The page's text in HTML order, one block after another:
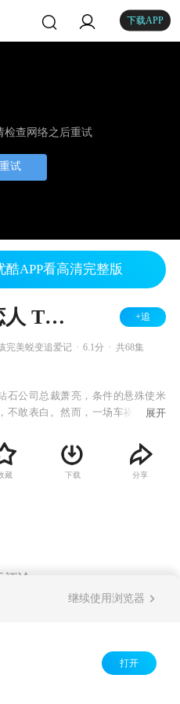
下载APP
检查网络之后重试
重试
APP看高清完整版
克拉恋人 TV版 +追
完美蜕变追爱记 6.1分 共68集
石公司总裁萧亮，条件的悬殊使米
不敢表白。然而，一场车祸彻底改
入钻石公司工作，成为了一名设计
在职场上经历了种种挫折，她屡败
弃。米朵的乐观积极深深吸引了萧
展开
藏 下载 分享
评论
继续使用浏览器
打开